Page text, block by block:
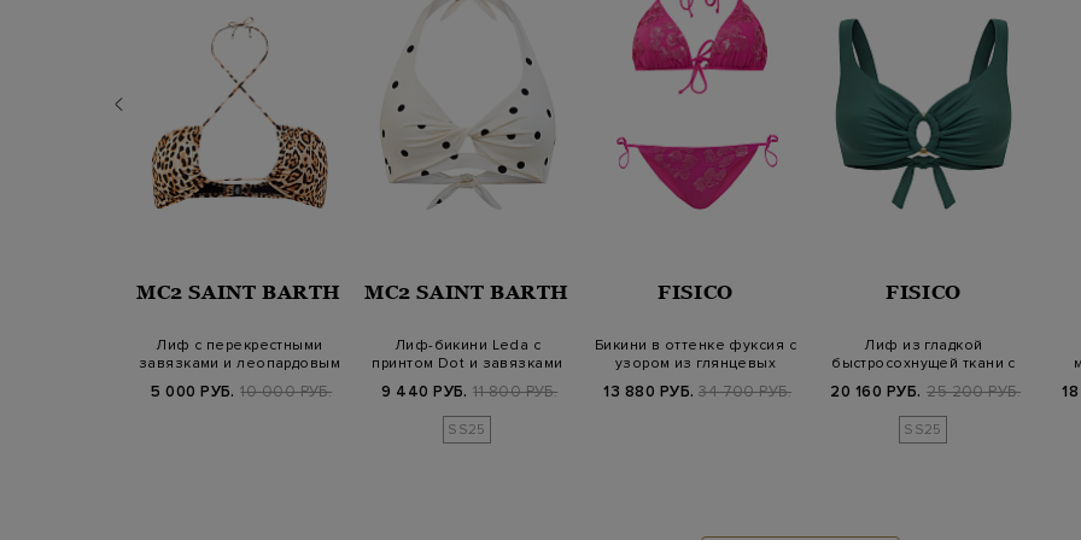
MC2 SAINT BARTH
Лиф с перекрестными
завязками и леопардовым
принтом
5 000 РУБ. 10 000 РУБ.
MC2 SAINT BARTH
Лиф-бикини Leda с
принтом Dot и завязками
на спинке
9 440 РУБ. 11 800 РУБ.
SS25
FISICO
Бикини в оттенке фуксия с
узором из глянцевых
пайеток
13 880 РУБ. 34 700 РУБ.
FISICO
Лиф из гладкой
быстросохнущей ткани с
литой деталью-ко…
20 160 РУБ. 25 200 РУБ.
SS25